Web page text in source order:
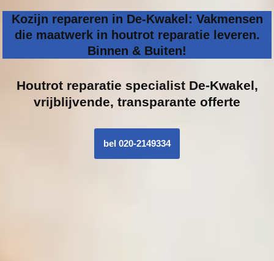
Kozijn repareren in De-Kwakel: Vakmensen
die maatwerk in houtrot reparatie leveren.
Binnen & Buiten!
Houtrot reparatie specialistDe-Kwakel,
vrijblijvende, transparante offerte
bel 020-2149334